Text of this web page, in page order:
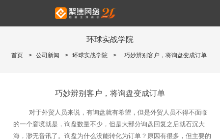
环球实战学院
首页 > 公司新闻 > 环球实战学院 > 巧妙辨别客户，将询盘变成订单
巧妙辨别客户，将询盘变成订单
对于外贸人员来说，有询盘就有希望，但是外贸人员不得不面临
的一个窘境就是，询盘数量不少，但是大部分询盘回复之后就石沉大
海，渺无音讯了。询盘为什么没能转化为订单？原因有很多，但主要的